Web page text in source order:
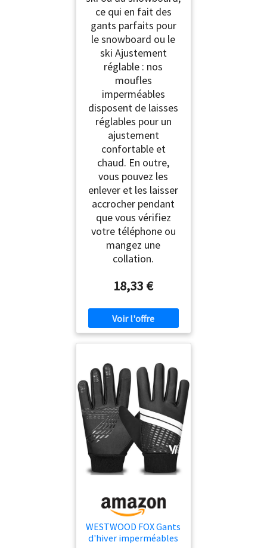
ce qui en fait des
gants parfaits pour
le snowboard ou le
ski Ajustement
réglable : nos
moufles
imperméables
disposent de laisses
réglables pour un
ajustement
confortable et
chaud. En outre,
vous pouvez les
enlever et les laisser
accrocher pendant
que vous vérifiez
votre téléphone ou
mangez une
collation.
18,33 €
WESTWOOD FOX Gants
d'hiver imperméables